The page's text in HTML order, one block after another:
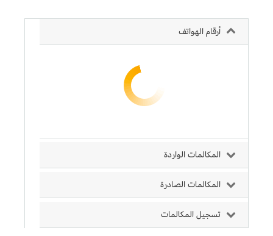
أرقام الهواتف
المكالمات الواردة
المكالمات الصادرة
تسجيل المكالمات